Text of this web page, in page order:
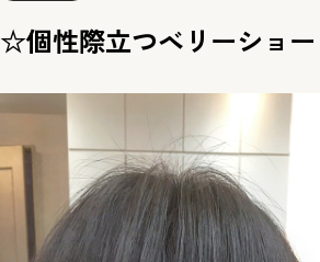
☆個性際立つベリーショ